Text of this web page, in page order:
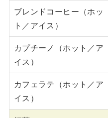
ブレンドコーヒー（ホッ
ト／アイス）
カプチーノ（ホット／ア
イス）
カフェラテ（ホット／ア
イス）